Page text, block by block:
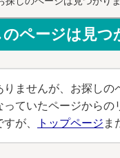
のページは見つ
りませんが、お探しの
っていたページからの
が、
トップページ ま